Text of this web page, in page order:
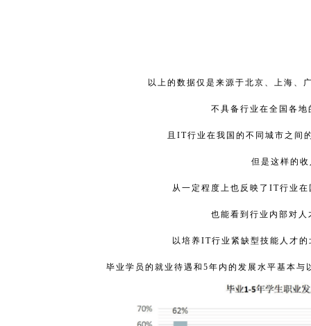
以上的数据仅是来源于北京、上海、
不具备行业在全国各
且IT行业在我国的不同城市之间
但是这样的
从一定程度上也反映了IT行业
也能看到行业内部对
以培养IT行业紧缺型技能人才
毕业学员的就业待遇和5年内的发展水平基本